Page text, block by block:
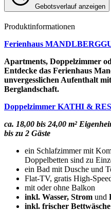
Gebotsverlauf anzeigen
Produktinformationen
Ferienhaus
Apartments, Doppelzimmer
Entdecke das Ferienhaus
unvergesslichen Aufenthalt
Berglandschaft.
Doppelzimmer KATHI &
ca. 18,00 bis 24,00 m²
bis zu 2 Gäste
ein Schlafzimmer mit
Doppelbetten sind zu
ein Bad mit Dusche und
Flat-TV, gratis High-
mit oder ohne Balkon
inkl. Wasser, Strom und
inkl. frischer Bettwäsche